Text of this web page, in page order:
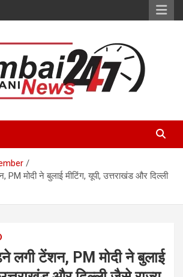
news around the World.
PM मोदी ने बुलाई मीटिंग, यूपी, उत्तराखंड और दिल्ली
लगी टेंशन, PM मोदी ने बुलाई